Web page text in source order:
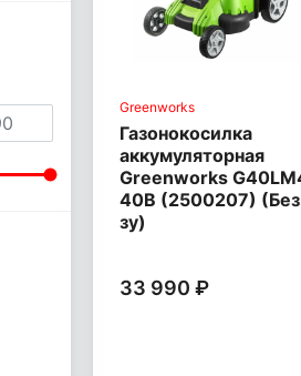
Greenworks
Газонокосилка
аккумуляторная
Greenworks
40В (2500207)
зу)
33 990 ₽